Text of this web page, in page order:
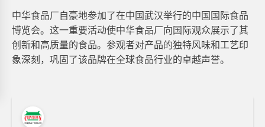
中华食品厂自豪地参加了在中国武汉举行的中国国际食品
博览会。这一重要活动使中华食品厂向国际观众展示了其
创新和高质量的食品。参观者对产品的独特风味和工艺印
象深刻，巩固了该品牌在全球食品行业的卓越声誉。